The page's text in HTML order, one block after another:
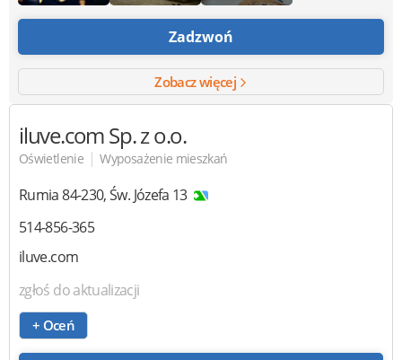
Zadzwoń
Zobacz więcej
iluve.comSp. z o.o.
Oświetlenie | Wyposażenie mieszkań
Rumia84-230,Św. Józefa 13
514-856-365
iluve.com
zgłoś do aktualizacji
+ Oceń